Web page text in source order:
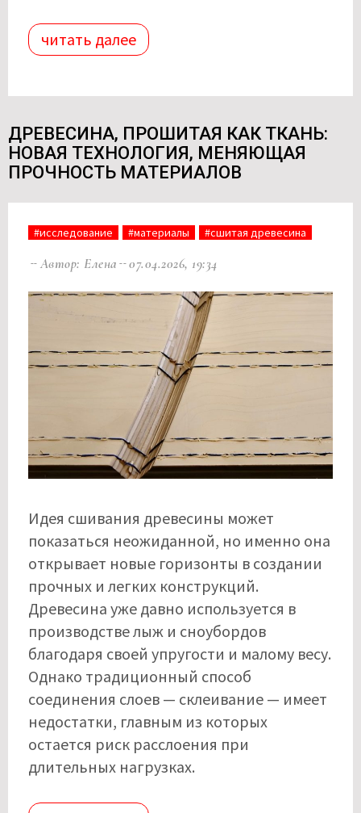
читать далее
ДРЕВЕСИНА, ПРОШИТАЯ КАК ТКАНЬ:
НОВАЯ ТЕХНОЛОГИЯ, МЕНЯЮЩАЯ
ПРОЧНОСТЬ МАТЕРИАЛОВ
#исследование #материалы #сшитая древесина
Автор: Елена 07.04.2026, 19:34
Идея сшивания древесины может
показаться неожиданной, но именно она
открывает новые горизонты в создании
прочных и легких конструкций.
Древесина уже давно используется в
производстве лыж и сноубордов
благодаря своей упругости и малому весу.
Однако традиционный способ
соединения слоев — склеивание — имеет
недостатки, главным из которых
остается риск расслоения при
длительных нагрузках.